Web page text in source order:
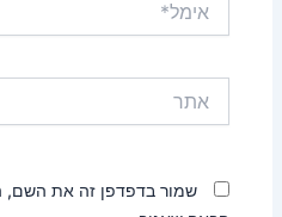
שמור בדפדפן זה את השם,